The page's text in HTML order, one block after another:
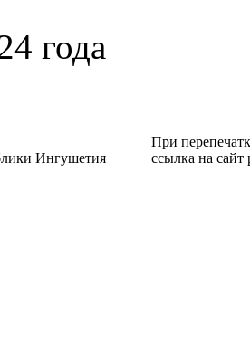
года
Ингушетия
При
ссылка на сайт